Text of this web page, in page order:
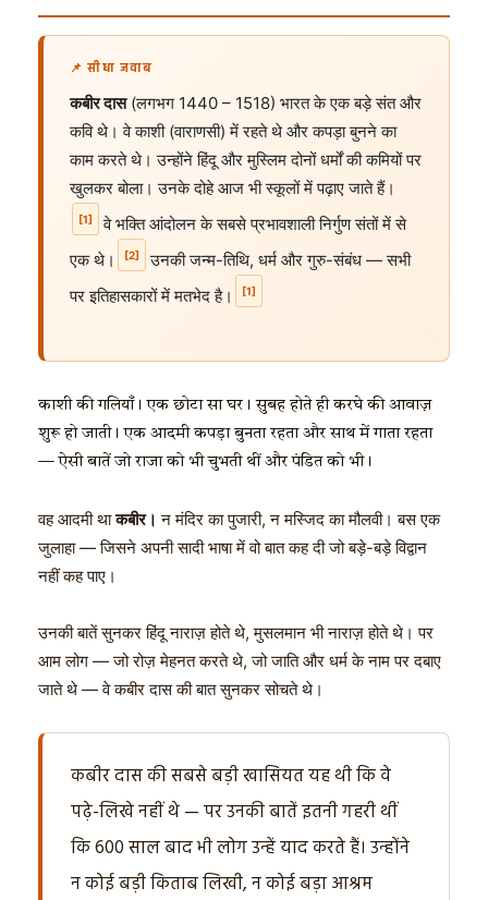
📌 सीधा जवाब
कबीर दास(लगभग 1440 – 1518) भारत के एक बड़े संत और
कवि थे। वे काशी (वाराणसी) में रहते थे और कपड़ा बुनने का
काम करते थे। उन्होंने हिंदू और मुस्लिम दोनों धर्मों की कमियों पर
खुलकर बोला। उनके दोहे आज भी स्कूलों में पढ़ाए जाते हैं।
[1]
वे भक्ति आंदोलन के सबसे प्रभावशाली निर्गुण संतों में से
एक थे।
[2]
उनकी जन्म-तिथि, धर्म और गुरु-संबंध — सभी
पर इतिहासकारों में मतभेद है।
[1]
काशी की गलियाँ। एक छोटा सा घर। सुबह होते ही करघे की आवाज़
शुरू हो जाती। एक आदमी कपड़ा बुनता रहता और साथ में गाता रहता
— ऐसी बातें जो राजा को भी चुभती थीं और पंडित को भी।
वह आदमी थाकबीर। न मंदिर का पुजारी, न मस्जिद का मौलवी। बस एक
जुलाहा — जिसने अपनी सादी भाषा में वो बात कह दी जो बड़े-बड़े विद्वान
नहीं कह पाए।
उनकी बातें सुनकर हिंदू नाराज़ होते थे, मुसलमान भी नाराज़ होते थे। पर
आम लोग — जो रोज़ मेहनत करते थे, जो जाति और धर्म के नाम पर दबाए
जाते थे — वे कबीर दास की बात सुनकर सोचते थे।
कबीर दास की सबसे बड़ी खासियत यह थी कि वे
पढ़े-लिखे नहीं थे — पर उनकी बातें इतनी गहरी थीं
कि 600 साल बाद भी लोग उन्हें याद करते हैं। उन्होंने
न कोई बड़ी किताब लिखी, न कोई बड़ा आश्रम